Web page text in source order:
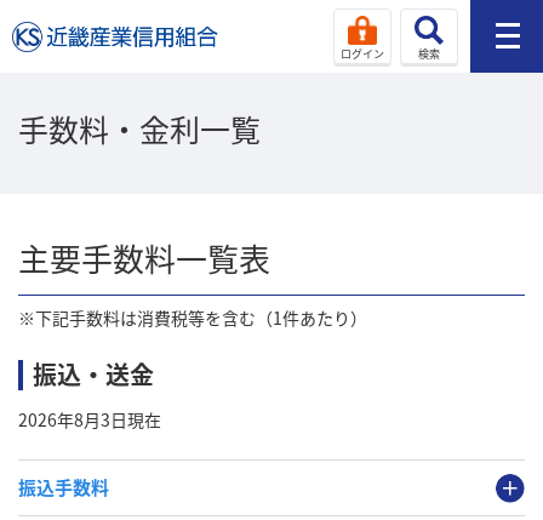
ログイン 検索
手数料・金利一覧
主要手数料一覧表
※下記手数料は消費税等を含む（1件あたり）
振込・送金
2026年8月3日現在
振込手数料